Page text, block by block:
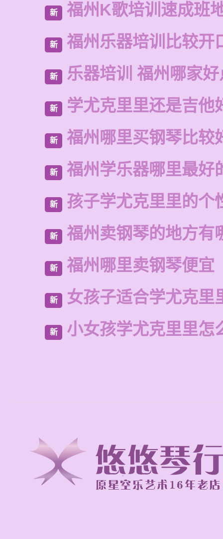
新 福州K歌培训速成班
新 福州乐器培训比较开
新 乐器培训 福州哪家
新 学尤克里里还是吉他
新 福州哪里买钢琴比较
新 福州学乐器哪里最好
新 孩子学尤克里里的个
新 福州卖钢琴的地方有
新 福州哪里卖钢琴便宜
新 女孩子适合学尤克里
新 小女孩学尤克里里怎